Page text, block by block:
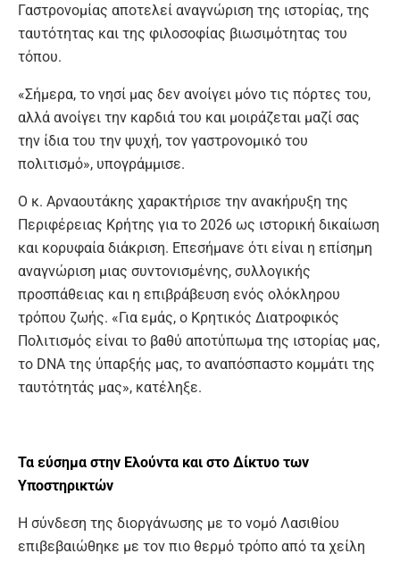
Γαστρονομίας αποτελεί αναγνώριση της ιστορίας, της
ταυτότητας και της φιλοσοφίας βιωσιμότητας του
τόπου.
«Σήμερα, το νησί μας δεν ανοίγει μόνο τις πόρτες του,
αλλά ανοίγει την καρδιά του και μοιράζεται μαζί σας
την ίδια του την ψυχή, τον γαστρονομικό του
πολιτισμό», υπογράμμισε.
Ο κ. Αρναουτάκης χαρακτήρισε την ανακήρυξη της
Περιφέρειας Κρήτης για το 2026 ως ιστορική δικαίωση
και κορυφαία διάκριση. Επεσήμανε ότι είναι η επίσημη
αναγνώριση μιας συντονισμένης, συλλογικής
προσπάθειας και η επιβράβευση ενός ολόκληρου
τρόπου ζωής. «Για εμάς, ο Κρητικός Διατροφικός
Πολιτισμός είναι το βαθύ αποτύπωμα της ιστορίας μας,
το DNA της ύπαρξής μας, το αναπόσπαστο κομμάτι της
ταυτότητάς μας», κατέληξε.
Τα εύσημα στην Ελούντα και στο Δίκτυο των
Υποστηρικτών
Η σύνδεση της διοργάνωσης με το νομό Λασιθίου
επιβεβαιώθηκε με τον πιο θερμό τρόπο από τα χείλη